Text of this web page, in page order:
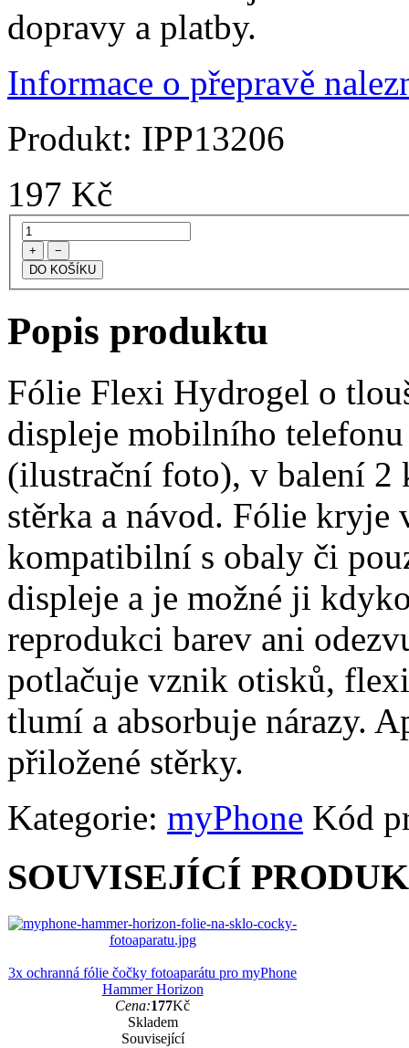
dopravy a platby.
Informace o přepravě
Produkt: IPP13206
197 Kč
+ −
Popis produktu
Fólie Flexi Hydrogel o
displeje mobilního
(ilustrační foto), v balení 2
stěrka a návod. Fólie kryje
kompatibilní s obaly či
displeje a je možné ji
reprodukci barev ani
potlačuje vznik otisků,
tlumí a absorbuje nárazy.
přiložené stěrky.
Kategorie: myPhone Kód
SOUVISEJÍCÍ
3x ochranná fólie čočky fotoaparátu pro myPhone
Hammer Horizon
Cena:177Kč
Skladem
Související